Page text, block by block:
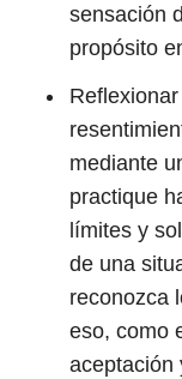
sensación
propósito
mediante
practique
límites y
de una
reconozca
eso, como
aceptación